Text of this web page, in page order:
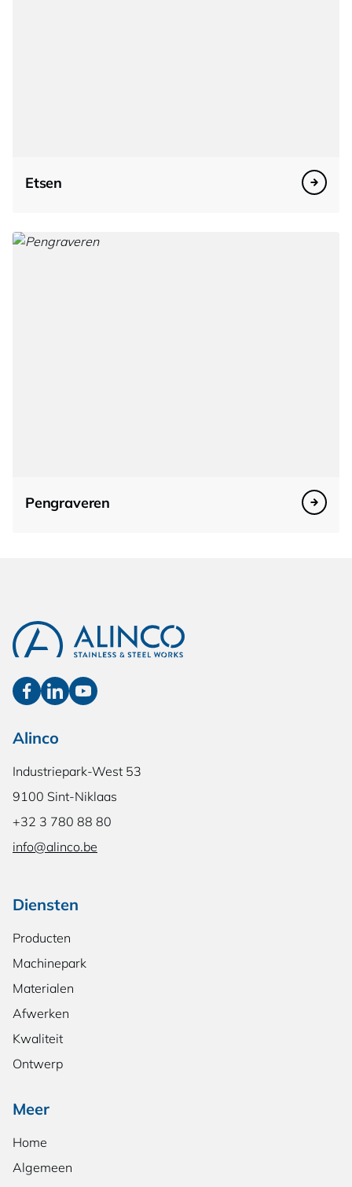
Etsen
Pengraveren
Alinco
Industriepark-West 53
9100 Sint-Niklaas
+32 3 780 88 80
info@alinco.be
Diensten
Producten
Machinepark
Materialen
Afwerken
Kwaliteit
Ontwerp
Meer
Home
Algemeen